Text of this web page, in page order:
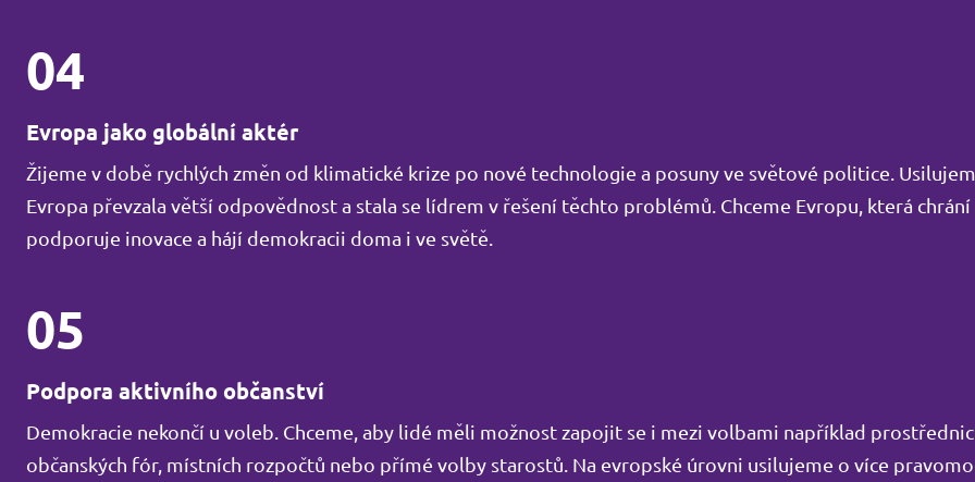
04
Evropa jako globální aktér
Žijeme v době rychlých změn od klimatické krize po nové technologie a posuny ve světové politice.
Evropa převzala větší odpovědnost a stala se lídrem v řešení těchto problémů. Chceme Evropu, která
podporuje inovace a hájí demokracii doma i ve světě.
05
Podpora aktivního občanství
Demokracie nekončí u voleb. Chceme, aby lidé měli možnost zapojit se i mezi volbami například
občanských fór, místních rozpočtů nebo přímé volby starostů. Na evropské úrovni usilujeme o více